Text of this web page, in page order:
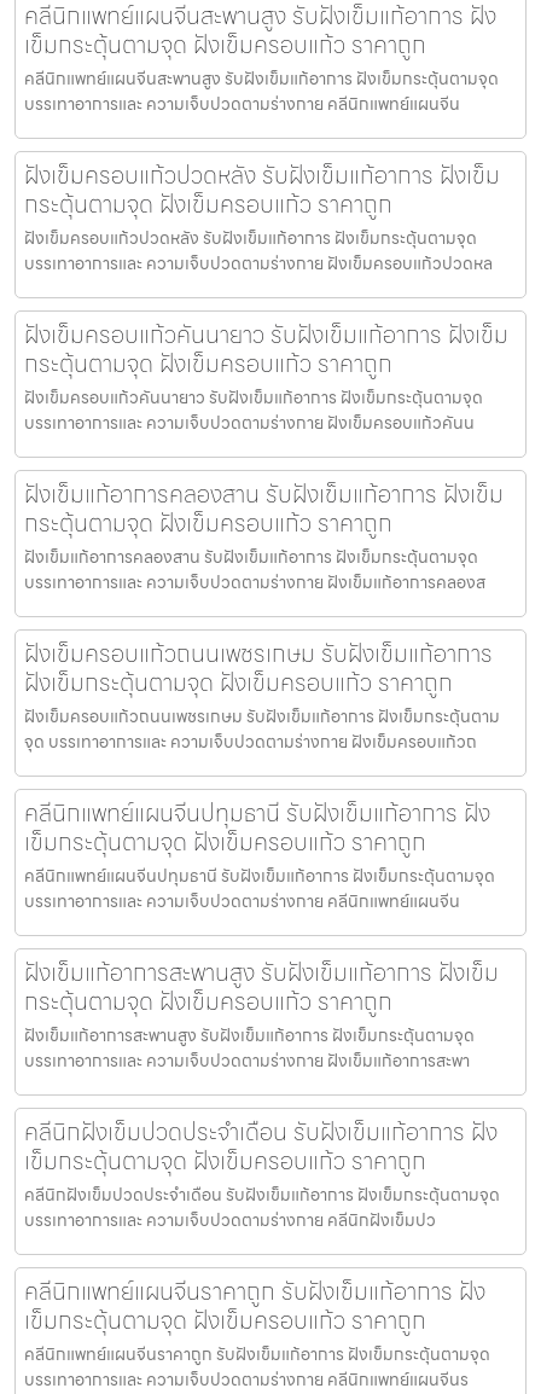
คลีนิกแพทย์แผนจีนสะพานสูง รับฝังเข็มแก้อาการ ฝัง
เข็มกระตุ้นตามจุด ฝังเข็มครอบแก้ว ราคาถูก
คลีนิกแพทย์แผนจีนสะพานสูง รับฝังเข็มแก้อาการ ฝังเข็มกระตุ้นตามจุด
บรรเทาอาการและ ความเจ็บปวดตามร่างกาย คลีนิกแพทย์แผนจีน
ฝังเข็มครอบแก้วปวดหลัง รับฝังเข็มแก้อาการ ฝังเข็ม
กระตุ้นตามจุด ฝังเข็มครอบแก้ว ราคาถูก
ฝังเข็มครอบแก้วปวดหลัง รับฝังเข็มแก้อาการ ฝังเข็มกระตุ้นตามจุด
บรรเทาอาการและ ความเจ็บปวดตามร่างกาย ฝังเข็มครอบแก้วปวดหล
ฝังเข็มครอบแก้วคันนายาว รับฝังเข็มแก้อาการ ฝังเข็ม
กระตุ้นตามจุด ฝังเข็มครอบแก้ว ราคาถูก
ฝังเข็มครอบแก้วคันนายาว รับฝังเข็มแก้อาการ ฝังเข็มกระตุ้นตามจุด
บรรเทาอาการและ ความเจ็บปวดตามร่างกาย ฝังเข็มครอบแก้วคันน
ฝังเข็มแก้อาการคลองสาน รับฝังเข็มแก้อาการ ฝังเข็ม
กระตุ้นตามจุด ฝังเข็มครอบแก้ว ราคาถูก
ฝังเข็มแก้อาการคลองสาน รับฝังเข็มแก้อาการ ฝังเข็มกระตุ้นตามจุด
บรรเทาอาการและ ความเจ็บปวดตามร่างกาย ฝังเข็มแก้อาการคลองส
ฝังเข็มครอบแก้วถนนเพชรเกษม รับฝังเข็มแก้อาการ
ฝังเข็มกระตุ้นตามจุด ฝังเข็มครอบแก้ว ราคาถูก
ฝังเข็มครอบแก้วถนนเพชรเกษม รับฝังเข็มแก้อาการ ฝังเข็มกระตุ้นตาม
จุด บรรเทาอาการและ ความเจ็บปวดตามร่างกาย ฝังเข็มครอบแก้วถ
คลีนิกแพทย์แผนจีนปทุมธานี รับฝังเข็มแก้อาการ ฝัง
เข็มกระตุ้นตามจุด ฝังเข็มครอบแก้ว ราคาถูก
คลีนิกแพทย์แผนจีนปทุมธานี รับฝังเข็มแก้อาการ ฝังเข็มกระตุ้นตามจุด
บรรเทาอาการและ ความเจ็บปวดตามร่างกาย คลีนิกแพทย์แผนจีน
ฝังเข็มแก้อาการสะพานสูง รับฝังเข็มแก้อาการ ฝังเข็ม
กระตุ้นตามจุด ฝังเข็มครอบแก้ว ราคาถูก
ฝังเข็มแก้อาการสะพานสูง รับฝังเข็มแก้อาการ ฝังเข็มกระตุ้นตามจุด
บรรเทาอาการและ ความเจ็บปวดตามร่างกาย ฝังเข็มแก้อาการสะพา
คลีนิกฝังเข็มปวดประจําเดือน รับฝังเข็มแก้อาการ ฝัง
เข็มกระตุ้นตามจุด ฝังเข็มครอบแก้ว ราคาถูก
คลีนิกฝังเข็มปวดประจําเดือน รับฝังเข็มแก้อาการ ฝังเข็มกระตุ้นตามจุด
บรรเทาอาการและ ความเจ็บปวดตามร่างกาย คลีนิกฝังเข็มปว
คลีนิกแพทย์แผนจีนราคาถูก รับฝังเข็มแก้อาการ ฝัง
เข็มกระตุ้นตามจุด ฝังเข็มครอบแก้ว ราคาถูก
คลีนิกแพทย์แผนจีนราคาถูก รับฝังเข็มแก้อาการ ฝังเข็มกระตุ้นตามจุด
บรรเทาอาการและ ความเจ็บปวดตามร่างกาย คลีนิกแพทย์แผนจีนร